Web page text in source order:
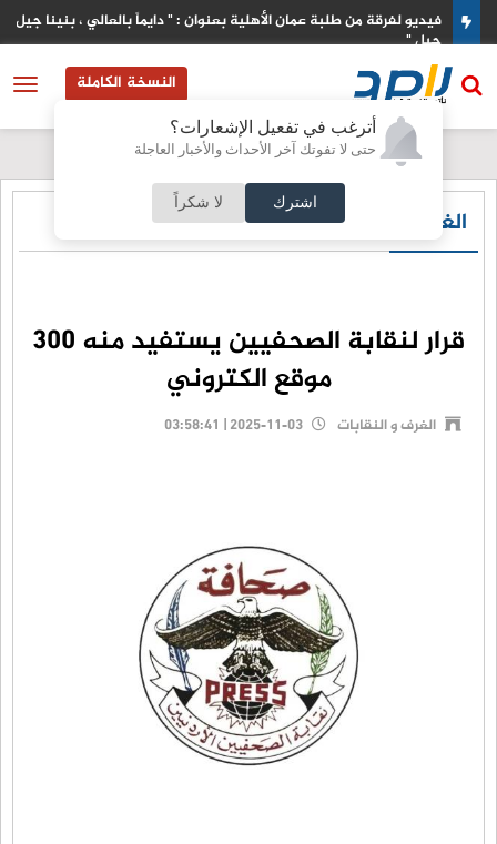
أترغب في تفعيل الإشعارات؟
حتى لا تفوتك آخر الأحداث والأخبار العاجلة
اشترك لا شكراً
بنينا جيل ورا الاحتلال يطرح عطاء لبناء وحدات استيطانية جديدة في
النسخة الكاملة
الغرف و النقابات
قرار لنقابة الصحفيين يستفيد منه 300
موقع الكتروني
الغرف و النقابات